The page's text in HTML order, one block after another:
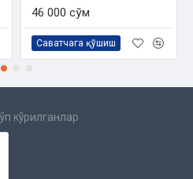
46 000 сўм
Саватчага қўшиш
кўрилганлар